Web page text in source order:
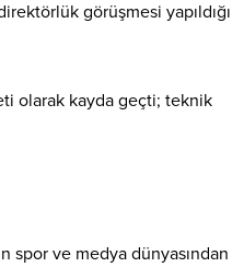
görüşmesi
olarak kayda geçti; teknik
spor ve medya dünyasından